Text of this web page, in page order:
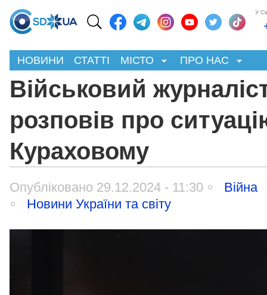
У
НОВИНИ СТАТТІ МІСТО ПРО НАС
Військовий
розповів про
Кураховому
Опубліковано 29.12.2024 - 11:30
Війна
Новини України та світу